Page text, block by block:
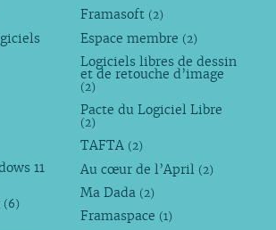
11
(6)
Framasoft (2)
Espace membre (2)
Logiciels libres de dessin
et de retouche d’image
(2)
Pacte du Logiciel Libre
(2)
TAFTA (2)
Au cœur de l’April (2)
Ma Dada (2)
Framaspace (1)